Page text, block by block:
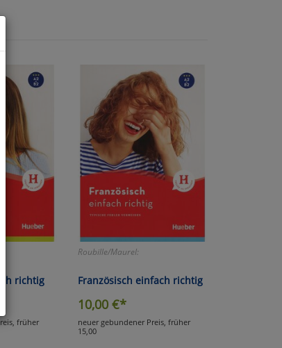
richtig
früher
Roubille/Maurel:
Französisch einfach richtig
10,00€*
neuer gebundener Preis, früher
15,00